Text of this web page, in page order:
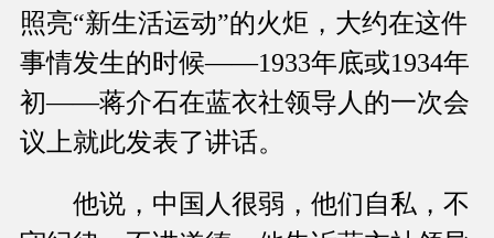
照亮“新生活运动”的火炬，大约在这件
事情发生的时候——1933年底或1934年
初——蒋介石在蓝衣社领导人的一次会
议上就此发表了讲话。
他说，中国人很弱，他们自私，不